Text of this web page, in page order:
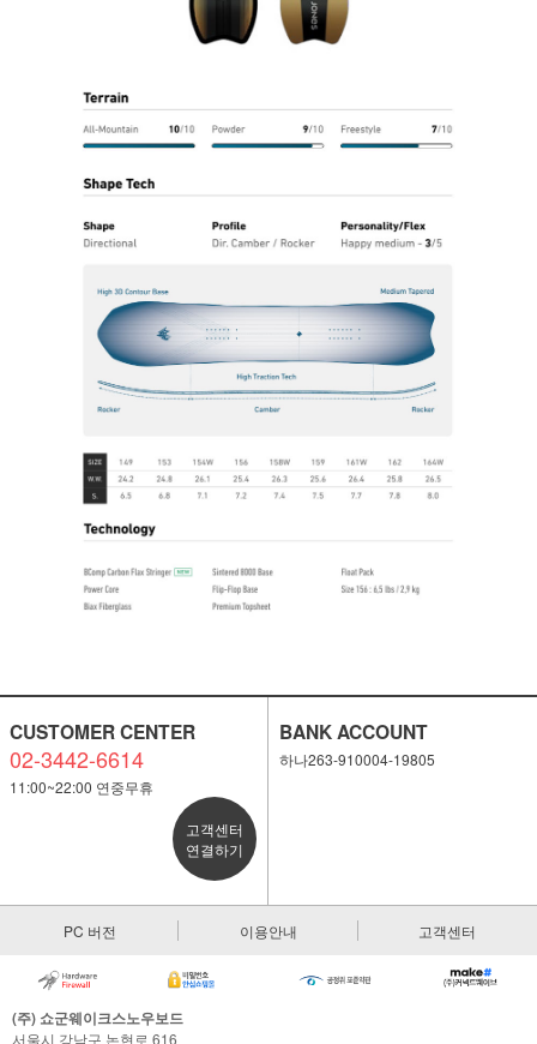
CUSTOMER CENTER
02-3442-6614
11:00~22:00 연중무휴
고객센터
연결하기
BANK ACCOUNT
하나263-910004-19805
PC 버전 이용안내 고객센터
(주) 쇼군웨이크스노우보드
서울시 강남구 논현로 616